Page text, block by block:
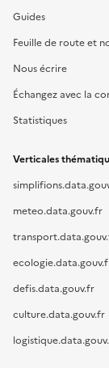
Guides
Feuille de route et
Nous écrire
Échangez avec la
Statistiques
Verticales
meteo.data.gouv.fr
defis.data.gouv.fr
culture.data.gouv.fr